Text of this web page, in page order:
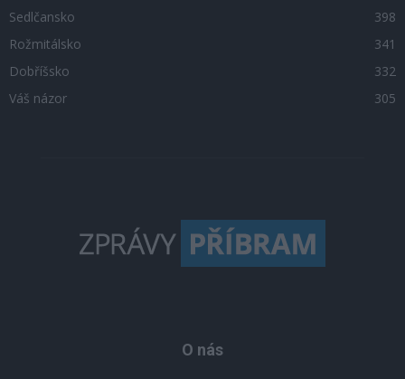
Sedlčansko
398
Rožmitálsko
341
Dobříšsko
332
Váš názor
305
O nás